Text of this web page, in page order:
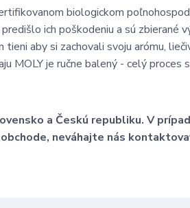
biologickom
ich poškodeniu a sú zbierané
tieni aby si zachovali svoju arómu,
MOLY je ručne balený - celý
a Českú republiku. V
neváhajte nás